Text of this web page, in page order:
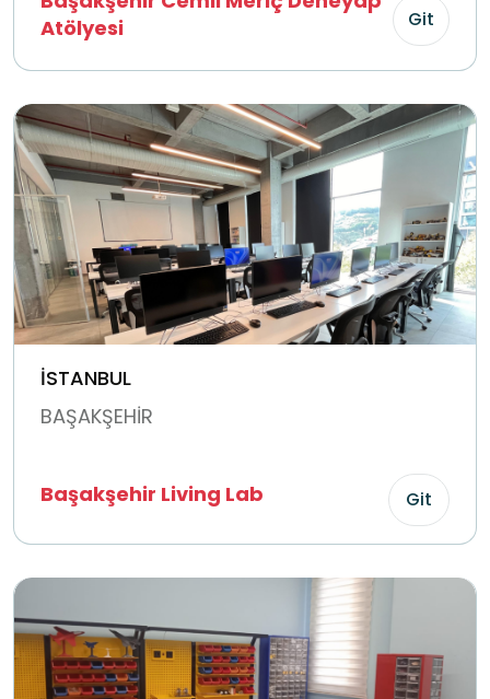
Atölyesi
Git
İSTANBUL
BAŞAKŞEHİR
Başakşehir Living Lab Git